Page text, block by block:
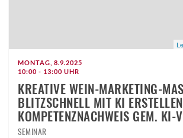
MONTAG, 8.9.2025
10:00 - 13:00 UHR
KREATIVE WEIN-MARKETING-
LITZSCHNELL MIT KI ERSTELLEN
OMPETENZNACHWEIS GEM. KI-
SEMINAR